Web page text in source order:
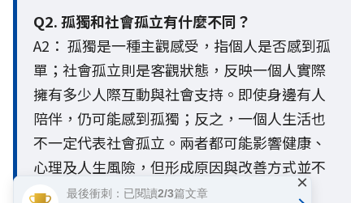
Q2. 孤獨和社會孤立有什麼不同？
A2： 孤獨是一種主觀感受，指個人是否感到孤
單；社會孤立則是客觀狀態，反映一個人實際
擁有多少人際互動與社會支持。即使身邊有人
陪伴，仍可能感到孤獨；反之，一個人生活也
不一定代表社會孤立。兩者都可能影響健康、
心理及人生風險，但形成原因與改善方式並不
完全相同。
最後衝刺：已閱讀2/3篇文章 ×